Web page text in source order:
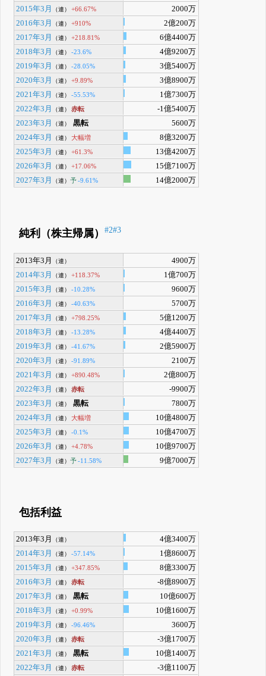
2015年3月
（連） +66.67%
2000万
2016年3月
（連） +910%
2億200万
2017年3月
（連） +218.81%
6億4400万
2018年3月
（連） -23.6%
4億9200万
2019年3月
（連） -28.05%
3億5400万
2020年3月
（連） +9.89%
3億8900万
2021年3月
（連） -55.53%
1億7300万
2022年3月
（連） 赤転
-1億5400万
2023年3月
（連） 黒転
5600万
2024年3月
（連） 大幅増
8億3200万
2025年3月
（連） +61.3%
13億4200万
2026年3月
（連） +17.06%
15億7100万
2027年3月
（連）予-9.61% 14億2000万
純利（株主帰属）#2#3
2013年3月 （連）
4900万
2014年3月
（連） +118.37%
1億700万
2015年3月
（連） -10.28%
9600万
2016年3月
（連） -40.63%
5700万
2017年3月
（連） +798.25%
5億1200万
2018年3月
（連） -13.28%
4億4400万
2019年3月
（連） -41.67%
2億5900万
2020年3月
（連） -91.89%
2100万
2021年3月
（連） +890.48%
2億800万
2022年3月
（連） 赤転
-9900万
2023年3月
（連） 黒転
7800万
2024年3月
（連） 大幅増
10億4800万
2025年3月
（連） -0.1%
10億4700万
2026年3月
（連） +4.78%
10億9700万
2027年3月
（連）予-11.58% 9億7000万
包括利益
2013年3月 （連）
4億3400万
2014年3月
（連） -57.14%
1億8600万
2015年3月
（連） +347.85%
8億3300万
2016年3月
（連） 赤転
-8億8900万
2017年3月
（連） 黒転
10億600万
2018年3月
（連） +0.99%
10億1600万
2019年3月
（連） -96.46%
3600万
2020年3月
（連） 赤転
-3億1700万
2021年3月
（連） 黒転
10億1400万
2022年3月
（連） 赤転
-3億1100万